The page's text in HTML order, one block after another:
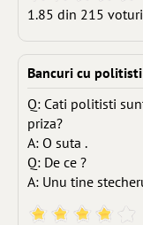
1.85 din 215 voturi
Bancuri cu politisti
Q: Cati politisti
priza?
A: O suta .
Q: De ce ?
A: Unu tine